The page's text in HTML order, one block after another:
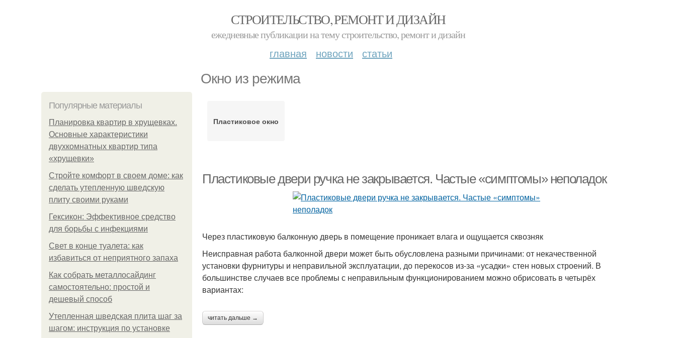
СТРОИТЕЛЬСТВО, РЕМОНТ И ДИЗАЙН
ежедневные публикации на тему строительство, ремонт и дизайн
главная новости статьи
Окно из режима
Популярные материалы
Планировка квартир в хрущевках.
Основные характеристики
двухкомнатных квартир типа
«хрущевки»
Стройте комфорт в своем доме: как
сделать утепленную шведскую
плиту своими руками
Гексикон: Эффективное средство
для борьбы с инфекциями
Свет в конце туалета: как
избавиться от неприятного запаха
Как собрать металлосайдинг
самостоятельно: простой и
дешевый способ
Утепленная шведская плита шаг за
шагом: инструкция по установке
Пластиковое окно
Пластиковые двери ручка не закрывается. Частые «симптомы» неполадок
Через пластиковую балконную дверь в помещение проникает влага и ощущается сквозняк
Неисправная работа балконной двери может быть обусловлена разными причинами: от некачественной
установки фурнитуры и неправильной эксплуатации, до перекосов из-за «усадки» стен новых строений. В
большинстве случаев все проблемы с неправильным функционированием можно обрисовать в четырёх
вариантах:
читать дальше →